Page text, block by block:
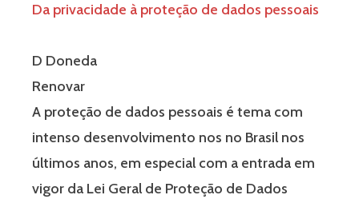
Da privacidade à proteção de dados pessoais
D Doneda
Renovar
A proteção de dados pessoais é tema com
intenso desenvolvimento nos no Brasil nos
últimos anos, em especial com a entrada em
vigor da Lei Geral de Proteção de Dados